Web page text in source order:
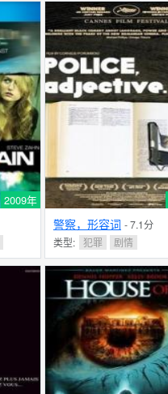
2009年
警察，形容词 - 7.1分
类型: 犯罪 剧情